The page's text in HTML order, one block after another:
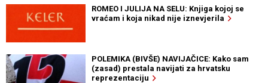
ROMEO I JULIJA NA SELU: Knjiga kojoj se
vraćam i koja nikad nije iznevjerila
POLEMIKA (BIVŠE) NAVIJAČICE: Kako sam
(zasad) prestala navijati za hrvatsku
reprezentaciju